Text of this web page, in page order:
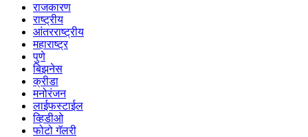
राजकारण
राष्ट्रीय
आंतरराष्ट्रीय
महाराष्ट्र
पुणे
बिझनेस
क्रीडा
मनोरंजन
लाईफस्टाईल
व्हिडीओ
फोटो गॅलरी